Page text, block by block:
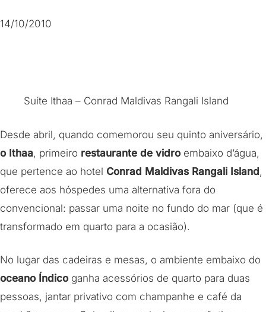
14/10/2010
Suíte Ithaa – Conrad Maldivas Rangali Island
Desde abril, quando comemorou seu quinto aniversário,
o Ithaa, primeiro restaurante de vidro embaixo d’água,
que pertence ao hotel Conrad Maldivas Rangali Island,
oferece aos hóspedes uma alternativa fora do
convencional: passar uma noite no fundo do mar (que é
transformado em quarto para a ocasião).
No lugar das cadeiras e mesas, o ambiente embaixo do
oceano Índico ganha acessórios de quarto para duas
pessoas, jantar privativo com champanhe e café da